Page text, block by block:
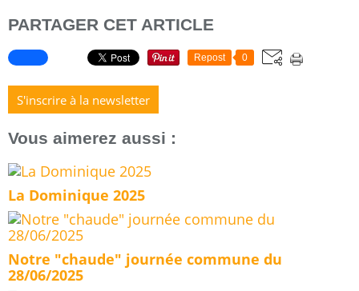
PARTAGER CET ARTICLE
Repost 0
S'inscrire à la newsletter
Vous aimerez aussi :
La Dominique 2025
Notre "chaude" journée commune du
28/06/2025